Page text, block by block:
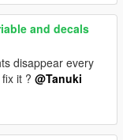
and decals
disappear every
it ? @Tanuki